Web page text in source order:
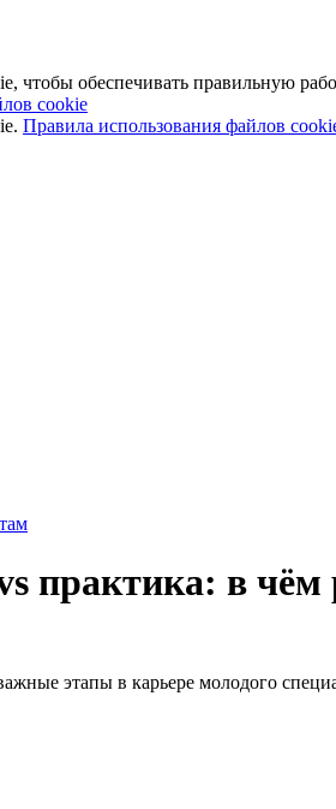
обеспечивать правильную
cookie
Правила использования файлов
практика: в чём
этапы в карьере молодого